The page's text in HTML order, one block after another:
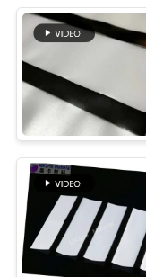
DEMANDEZ
UN DEVIS
PLAN
DU
SITE
PRIVACY
POLICY